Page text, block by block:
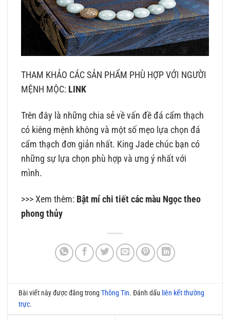
THAM KHẢO CÁC SẢN PHẨM PHÙ HỢP VỚI NGƯỜI
MỆNH MỘC: LINK
Trên đây là những chia sẻ về vấn đề đá cẩm thạch
có kiêng mệnh không và một số mẹo lựa chọn đá
cẩm thạch đơn giản nhất. King Jade chúc bạn có
những sự lựa chọn phù hợp và ưng ý nhất với
mình.
>>> Xem thêm: Bật mí chi tiết các màu Ngọc theo
phong thủy
Bài viết này được đăng trongThông Tin. Đánh dấu liên kết thường
trực.